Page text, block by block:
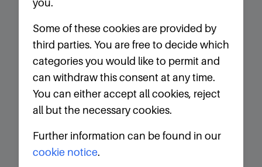
为了帮助客户更灵活地使用我们的泵，
MicroPump设计了工业电机接口适配器
套件并可单独提供 - 可用于与NEMA
56C、143/145TC和IEC(公制)构架电机
的通用接口。 与之前完全定制的解决方
案相比，新的适配器套件具有更大的灵活
性，可以将性能最佳的泵与您的电机选择
you.
Some of these cookies are provided by
third parties. You are free to decide which
categories you would like to permit and
can withdraw this consent at any time.
You can either accept all cookies, reject
all but the necessary cookies.
Further information can be found in our
cookie notice.